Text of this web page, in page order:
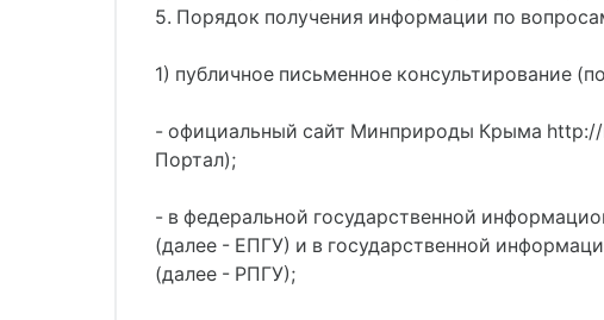
5. Порядок получения информации по
1) публичное письменное консультирование
- официальный сайт Минприроды Крыма http://
Портал);
- в федеральной государственной
(далее - ЕПГУ) и в государственной
(далее - РПГУ);